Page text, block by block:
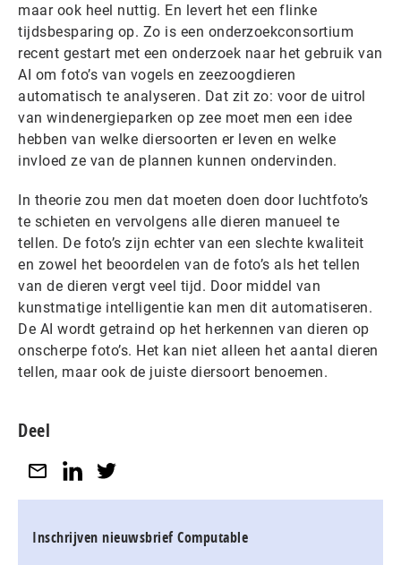
maar ook heel nuttig. En levert het een flinke
tijdsbesparing op. Zo is een onderzoekconsortium
recent gestart met een onderzoek naar het gebruik van
AI om foto’s van vogels en zeezoogdieren
automatisch te analyseren. Dat zit zo: voor de uitrol
van windenergieparken op zee moet men een idee
hebben van welke diersoorten er leven en welke
invloed ze van de plannen kunnen ondervinden.
In theorie zou men dat moeten doen door luchtfoto’s
te schieten en vervolgens alle dieren manueel te
tellen. De foto’s zijn echter van een slechte kwaliteit
en zowel het beoordelen van de foto’s als het tellen
van de dieren vergt veel tijd. Door middel van
kunstmatige intelligentie kan men dit automatiseren.
De AI wordt getraind op het herkennen van dieren op
onscherpe foto’s. Het kan niet alleen het aantal dieren
tellen, maar ook de juiste diersoort benoemen.
Deel
Inschrijven nieuwsbrief Computable